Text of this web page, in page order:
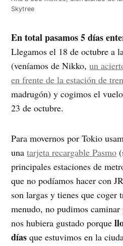
Skytree
En total pasamos 5 días
Llegamos el 18 de octubre a
(veníamos de Nikko,un
en frente de la estación de tren
madrugón) y cogimos el
23 de octubre.
Para movernos por Tokio
unatarjeta recargable Pasmo
principales estaciones de
que no podíamos hacer con
son largas y tienes que coger
menudo, no pudimos
nos hubiera gustado porque
días que estuvimos en la